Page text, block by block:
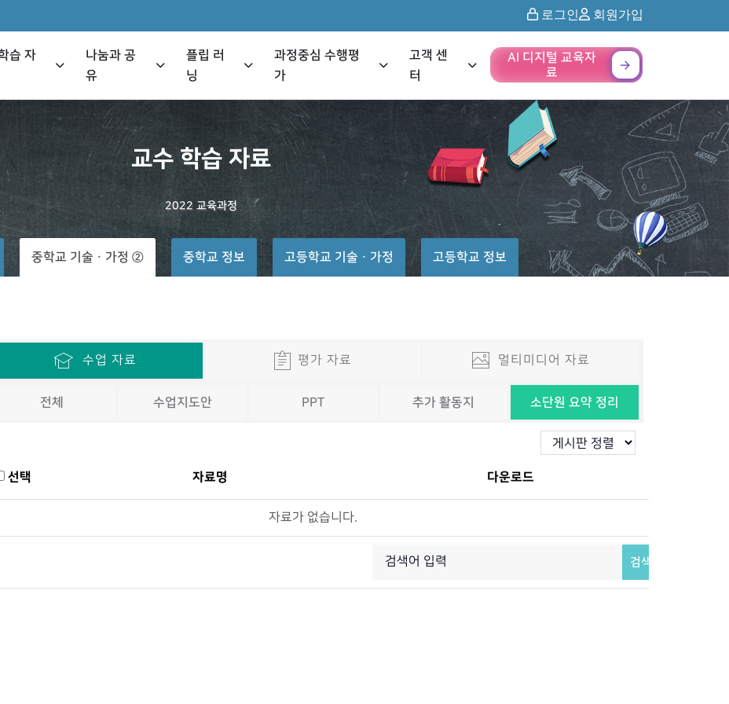
로그인 회원가입
습 자
나눔과 공
유
플립 러
닝
과정중심 수행평
가
고객 센
터
AI 디지털 교육자
료
교수 학습 자료
2022 교육과정
중학교 기술ㆍ가정 ② 중학교 정보 고등학교 기술ㆍ가정 고등학교 정보
수업 자료 평가 자료 멀티미디어 자료
전체 수업지도안 PPT 추가 활동지 소단원 요약 정리
선택 자료명 다운로드
자료가 없습니다.
검색